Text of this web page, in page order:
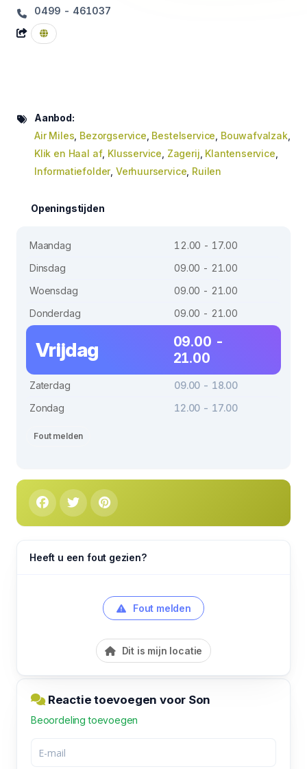
0499 - 461037
Aanbod:
Air Miles Bezorgservice Bestelservice Bouwafvalzak,
Klik en Haal af, Klusservice Zagerij Klantenservice
Informatiefolder, Verhuurservice Ruilen
Openingstijden
Maandag
12.00 - 17.00
Dinsdag
09.00 - 21.00
Woensdag
09.00 - 21.00
Donderdag
09.00 - 21.00
Vrijdag
09.00 -
21.00
Zaterdag
09.00 - 18.00
Zondag
12.00 - 17.00
Fout melden
Heeft u een fout gezien?
Fout melden
Dit is mijn locatie
Reactie toevoegen voor Son
Beoordeling toevoegen